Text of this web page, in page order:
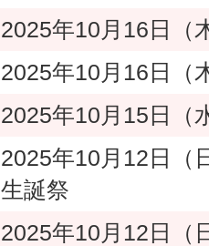
2025年10月16日（
2025年10月16日（
2025年10月15日（
2025年10月12日（
生誕祭
2025年10月12日（